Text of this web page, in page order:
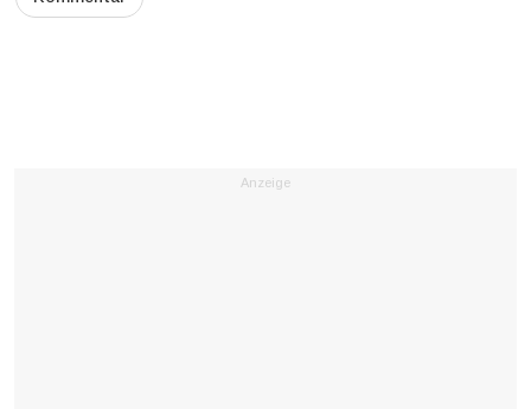
Anzeige